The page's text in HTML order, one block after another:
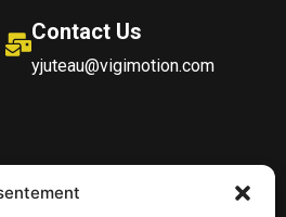
Contact Us
yjuteau@vigimotion.com